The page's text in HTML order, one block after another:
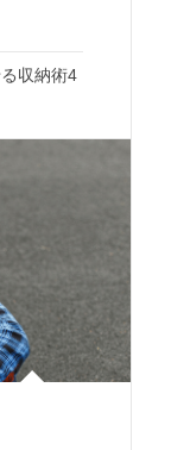
収納術4